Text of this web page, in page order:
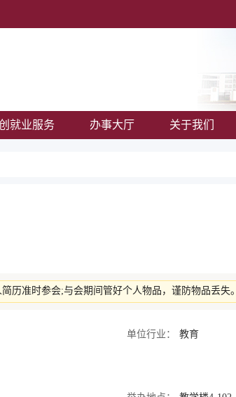
就业服务 办事大厅 关于我们
历准时参会;与会期间管好个人物品，谨防物品丢失。
单位行业：
教育